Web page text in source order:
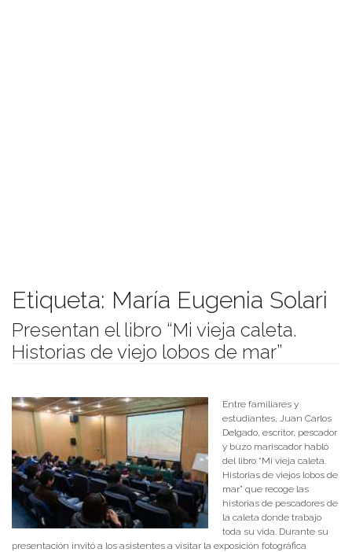
Etiqueta: María Eugenia Solari
Presentan el libro “Mi vieja caleta.
Historias de viejo lobos de mar”
Entre familiares y
estudiantes, Juan Carlos
Delgado, escritor, pescador
y buzo mariscador habló
del libro “Mi vieja caleta.
Historias de viejos lobos de
mar” que recoge las
historias de pescadores de
la caleta donde trabajo
toda su vida. Durante su
presentación invitó a los asistentes a visitar la exposición fotográfica